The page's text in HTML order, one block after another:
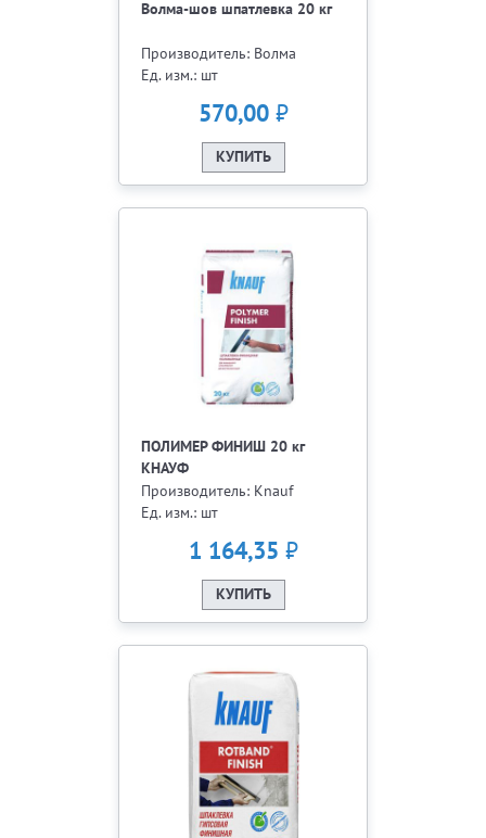
Волма-шов шпатлевка 20 кг
Производитель: Волма
Ед. изм.: шт
570,00₽
КУПИТЬ
ПОЛИМЕР ФИНИШ 20 кг
КНАУФ
Производитель: Knauf
Ед. изм.: шт
1 164,35 ₽
КУПИТЬ